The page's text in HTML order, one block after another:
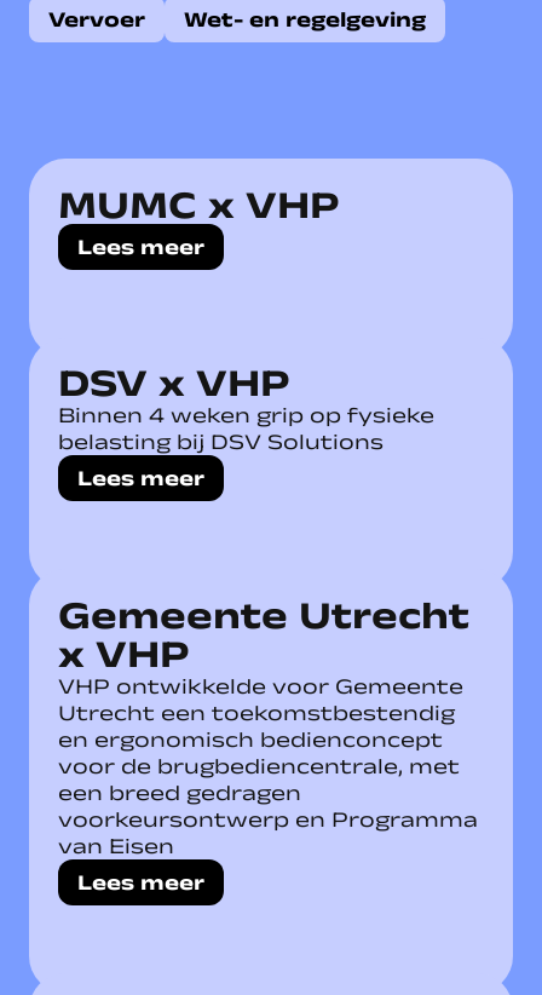
Vervoer
Wet- en regelgeving
MUMC x VHP
Lees meer
DSV x VHP
Binnen 4 weken grip op fysieke
belasting bij DSV Solutions
Lees meer
Gemeente Utrecht
x VHP
VHP ontwikkelde voor Gemeente
Utrecht een toekomstbestendig
en ergonomisch bedienconcept
voor de brugbediencentrale, met
een breed gedragen
voorkeursontwerp en Programma
van Eisen
Lees meer